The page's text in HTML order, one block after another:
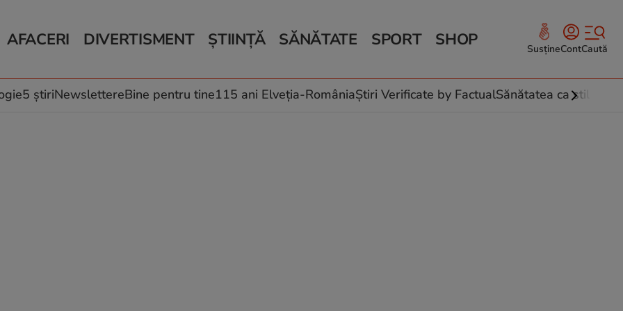
AFACERI
Auto
Locuri de muncă
DIVERTISMENT
Horoscop
Muzică și Filme
ȘTIINȚĂ
Schimbări climatice
SĂNĂTATE
Relații
Rețete culinare
SPORT SHOP SusțineContCaută
5 știriNewslettereBine pentru tine115 ani Elveția-RomâniaȘtiri Verificate by FactualSănătatea ca stil de